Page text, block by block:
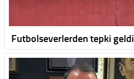
Futbolseverlerden tepki geldi